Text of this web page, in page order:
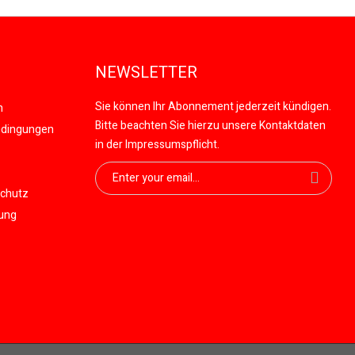
NEWSLETTER
Sie können Ihr Abonnement jederzeit kündigen.
Bitte beachten Sie hierzu unsere Kontaktdaten
in der Impressumspflicht.